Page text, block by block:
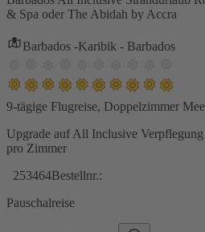
& Spa oder The Abidah by Accra
Barbados -Karibik - Barbados
9-tägige Flugreise, Doppelzimmer
Upgrade auf All Inclusive
pro Zimmer
253464Bestellnr.:
Pauschalreise